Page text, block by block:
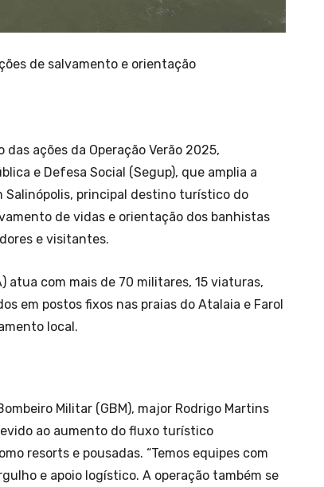
de salvamento e orientação
ações da Operação Verão 2025,
e Defesa Social (Segup), que amplia a
Salinópolis, principal destino turístico do
de vidas e orientação dos banhistas
e visitantes.
atua com mais de 70 militares, 15 viaturas,
em postos fixos nas praias do Atalaia e Farol
local.
Militar (GBM), major Rodrigo Martins
ao aumento do fluxo turístico
resorts e pousadas. “Temos equipes com
e apoio logístico. A operação também se